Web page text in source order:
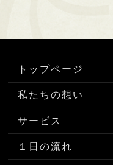
トップページ
私たちの想い
サービス
１日の流れ